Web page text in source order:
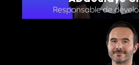
Responsable de